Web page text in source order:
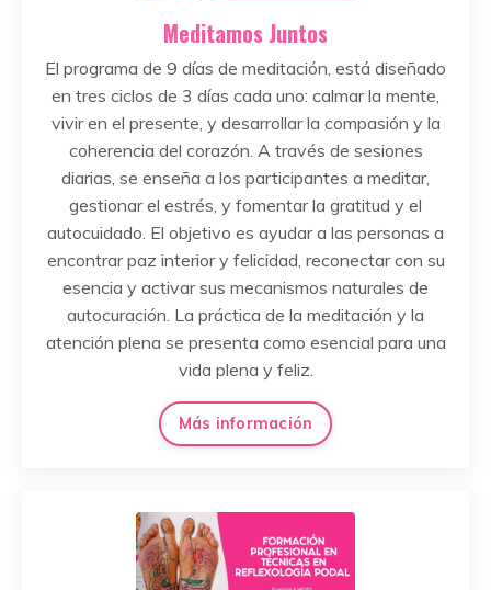
Meditamos Juntos
El programa de 9 días de meditación, está diseñado
en tres ciclos de 3 días cada uno: calmar la mente,
vivir en el presente, y desarrollar la compasión y la
coherencia del corazón. A través de sesiones
diarias, se enseña a los participantes a meditar,
gestionar el estrés, y fomentar la gratitud y el
autocuidado. El objetivo es ayudar a las personas a
encontrar paz interior y felicidad, reconectar con su
esencia y activar sus mecanismos naturales de
autocuración. La práctica de la meditación y la
atención plena se presenta como esencial para una
vida plena y feliz.
Más información